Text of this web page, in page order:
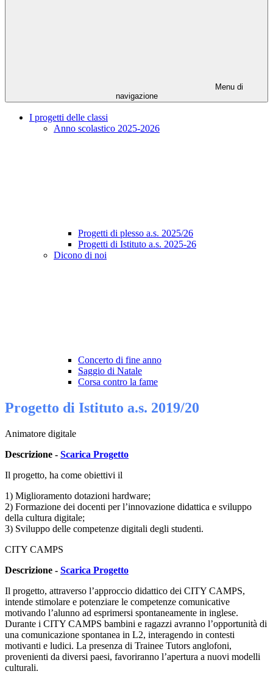
Menu di
navigazione
I progetti delle classi
Anno scolastico 2025-2026
Progetti di plesso a.s. 2025/26
Progetti di Istituto a.s. 2025-26
Dicono di noi
Concerto di fine anno
Saggio di Natale
Corsa contro la fame
Progetto di Istituto a.s. 2019/20
Animatore digitale
Descrizione - Scarica Progetto
Il progetto, ha come obiettivi il
1) Miglioramento dotazioni hardware;
2) Formazione dei docenti per l’innovazione didattica e sviluppo
della cultura digitale;
3) Sviluppo delle competenze digitali degli studenti.
CITY CAMPS
Descrizione - Scarica Progetto
Il progetto, attraverso l’approccio didattico dei CITY CAMPS,
intende stimolare e potenziare le competenze comunicative
motivando l’alunno ad esprimersi spontaneamente in inglese.
Durante i CITY CAMPS bambini e ragazzi avranno l’opportunità di
una comunicazione spontanea in L2, interagendo in contesti
motivanti e ludici. La presenza di Trainee Tutors anglofoni,
provenienti da diversi paesi, favoriranno l’apertura a nuovi modelli
culturali.